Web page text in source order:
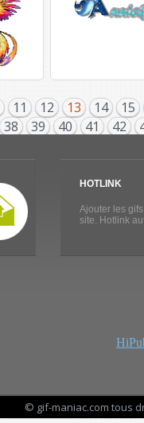
11 12 13 14
15
38 39 40 41 42
HOTLINK
Ajouter les
site. Hotlink
© gif-maniac.com tous